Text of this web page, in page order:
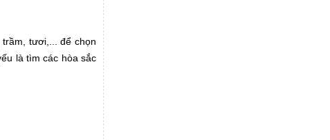
tươi,... để chọn
là tìm các hòa sắc